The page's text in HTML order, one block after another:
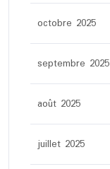
octobre 2025
septembre 2025
août 2025
juillet 2025